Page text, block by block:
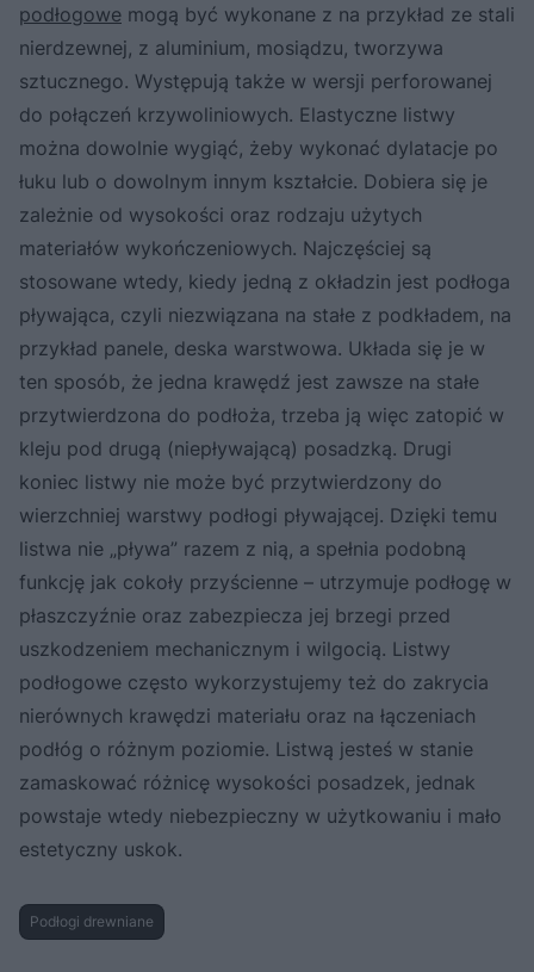
podłogowe mogą być wykonane z na przykład ze stali
nierdzewnej, z aluminium, mosiądzu, tworzywa
sztucznego. Występują także w wersji perforowanej
do połączeń krzywoliniowych. Elastyczne listwy
można dowolnie wygiąć, żeby wykonać dylatacje po
łuku lub o dowolnym innym kształcie. Dobiera się je
zależnie od wysokości oraz rodzaju użytych
materiałów wykończeniowych. Najczęściej są
stosowane wtedy, kiedy jedną z okładzin jest podłoga
pływająca, czyli niezwiązana na stałe z podkładem, na
przykład panele, deska warstwowa. Układa się je w
ten sposób, że jedna krawędź jest zawsze na stałe
przytwierdzona do podłoża, trzeba ją więc zatopić w
kleju pod drugą (niepływającą) posadzką. Drugi
koniec listwy nie może być przytwierdzony do
wierzchniej warstwy podłogi pływającej. Dzięki temu
listwa nie „pływa” razem z nią, a spełnia podobną
funkcję jak cokoły przyścienne – utrzymuje podłogę w
płaszczyźnie oraz zabezpiecza jej brzegi przed
uszkodzeniem mechanicznym i wilgocią. Listwy
podłogowe często wykorzystujemy też do zakrycia
nierównych krawędzi materiału oraz na łączeniach
podłóg o różnym poziomie. Listwą jesteś w stanie
zamaskować różnicę wysokości posadzek, jednak
powstaje wtedy niebezpieczny w użytkowaniu i mało
estetyczny uskok.
Podłogi drewniane